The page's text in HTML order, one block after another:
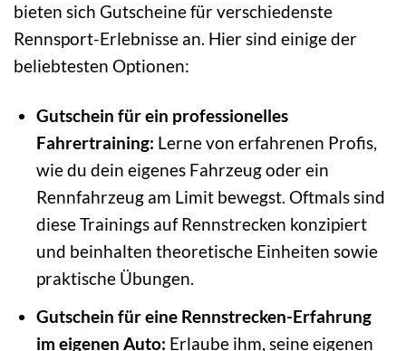
bieten sich Gutscheine für verschiedenste
Rennsport-Erlebnisse an. Hier sind einige der
beliebtesten Optionen:
Gutschein für ein professionelles
Fahrertraining: Lerne von erfahrenen Profis,
wie du dein eigenes Fahrzeug oder ein
Rennfahrzeug am Limit bewegst. Oftmals sind
diese Trainings auf Rennstrecken konzipiert
und beinhalten theoretische Einheiten sowie
praktische Übungen.
Gutschein für eine Rennstrecken-Erfahrung
im eigenen Auto: Erlaube ihm, seine eigenen